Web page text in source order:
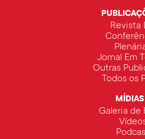
Revista
Jornal Em
Outras
Todos os
MÍDIAS
Galeria de